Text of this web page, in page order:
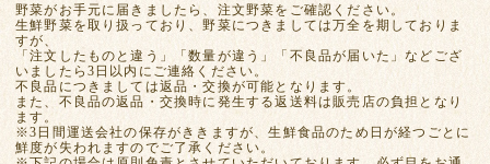
野菜がお手元に届きましたら、注文野菜をご確認ください。
生鮮野菜を取り扱っており、野菜につきましては万全を期しておりま
すが、
「注文したものと違う」「数量が違う」「不良品が届いた」などござ
いましたら3日以内にご連絡ください。
不良品につきましては返品・交換が可能となります。
また、不良品の返品・交換時に発生する返送料は販売店の負担となり
ます。
※3日間運送会社の保存がききますが、生鮮食品のため日が経つごとに
鮮度が失われますのでご了承ください。